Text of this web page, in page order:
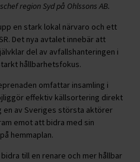
region Syd på Ohlssons AB.
en stark lokal närvaro och ett
Det nya avtalet innebär att
del av avfallshanteringen i
hållbarhetsfokus.
omfattar insamling i
effektiv källsortering direkt
en av Sveriges största aktörer
emot att bidra med sin
hemmaplan.
till en renare och mer hållbar